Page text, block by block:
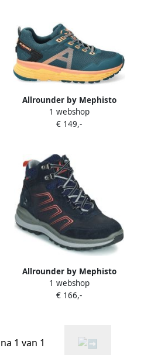
Allrounder by Mephisto
Tennisschoenen TRACE TEX
1 webshop
€ 149,-
Allrounder by Mephisto
Wandelschoenen SATIKA
TEX
1 webshop
€ 166,-
1 van 1